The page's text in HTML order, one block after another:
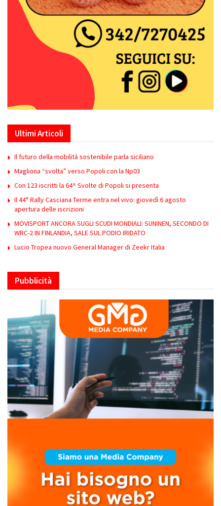
Ultimi Articoli
Il futuro della mobilità sostenibile parla siciliano
Magliona “svolta” verso Popoli con la Np03
Con 123 iscritti la 64^ Svolte di Popoli si presenta
Il 44° Rally Casciana Terme entra nel vivo: giovedì 6 agosto
apertura delle iscrizioni
MOVISPORT ANCORA SUGLI SCUDI MONDIALI: SUNINEN, SECONDO DI
WRC-2 IN FINLANDIA, SALE SUL PODIO IRIDATO
Lucio Tropea nuovo General Manager di Zeekr Italia
Pubblicità